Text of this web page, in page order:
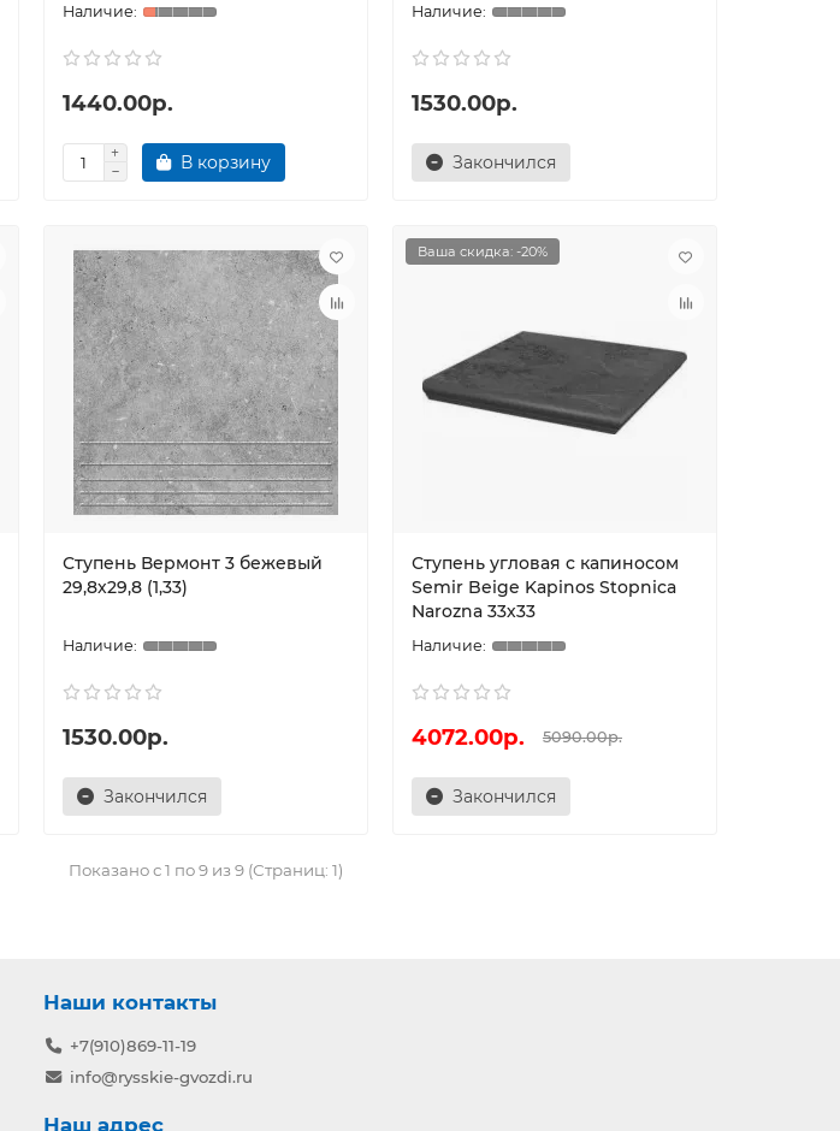
1440.00р.
В корзину
1530.00р.
Закончился
Ступень Вермонт 3 бежевый
29,8х29,8 (1,33)
1530.00р.
Закончился
Ваша скидка: -20%
Ступень угловая c капиносом
Semir Beige Kapinos Stopnica
Narozna 33х33
4072.00р. 5090.00р.
Закончился
Показано с 1 по 9 из 9 (Страниц: 1)
Наши контакты
+7(910)869-11-19
info@rysskie-gvozdi.ru
Наш адрес